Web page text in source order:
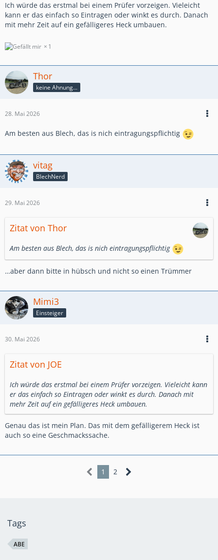
Ich würde das erstmal bei einem Prüfer vorzeigen. Vieleicht
kann er das einfach so Eintragen oder winkt es durch. Danach
mit mehr Zeit auf ein gefälligeres Heck umbauen.
1
Thor
keine Ahnung...
28. Mai 2026
Am besten aus Blech, das is nich eintragungspflichtig
vitag
BlechNerd
29. Mai 2026
Zitat von Thor
Am besten aus Blech, das is nich eintragungspflichtig
…aber dann bitte in hübsch und nicht so einen Trümmer
Mimi3
Einsteiger
30. Mai 2026
Zitat von JOE
Ich würde das erstmal bei einem Prüfer vorzeigen. Vieleicht kann
er das einfach so Eintragen oder winkt es durch. Danach mit
mehr Zeit auf ein gefälligeres Heck umbauen.
Genau das ist mein Plan. Das mit dem gefälligerem Heck ist
auch so eine Geschmackssache.
1 2
Tags
ABE